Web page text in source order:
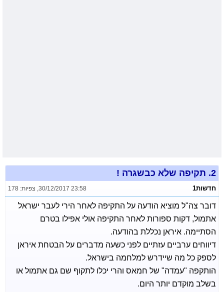
2. תקיפה שלא כבשגרה !
חדשות1 30/12/2017 23:58
, צפיות: 178
דובר צה"ל מוציא הודעה על התקיפה לאחר הירי לעבר ישראל
אתמול, דקות ספורות לאחר התקיפה אולי אפילו בטרם
הסתיימה. איראן נכללת בהודעה.
דיווחים ערביים עזתיים לפני כשעה מדברים על הבטחת איראן
לספק כל מה שיידרש למלחמה בישראל.
הותקפה "עמדה" של חמאס והרי יכלו לתקוף שם גם אתמול או
בשלב מוקדם יותר היום.